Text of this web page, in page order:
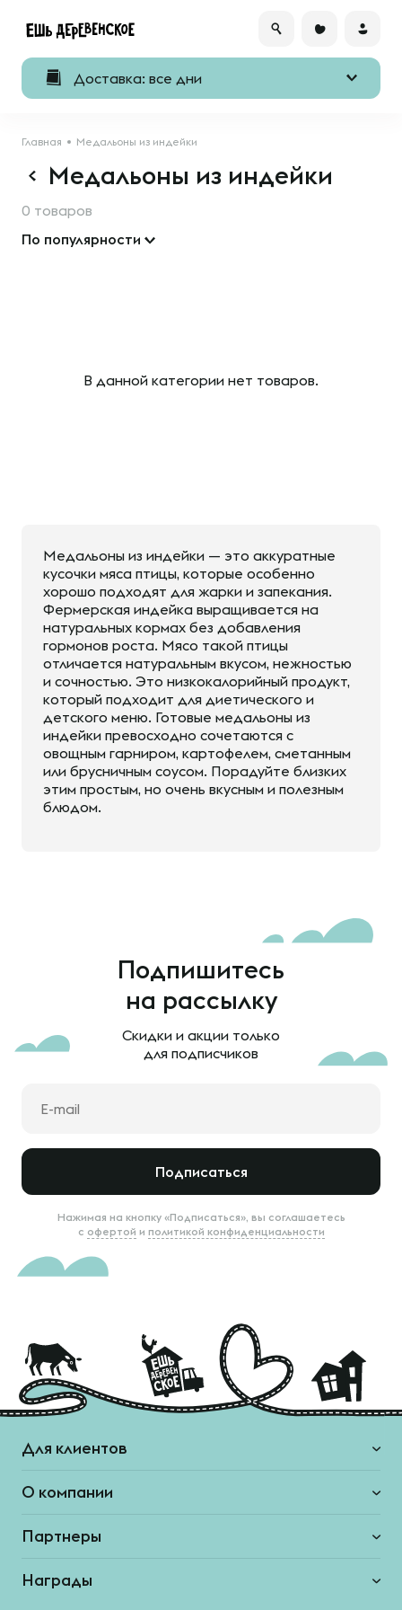
Доставка: все дни
Главная Медальоны из индейки
Медальоны из индейки
0 товаров
По популярности
В данной категории нет товаров.
Медальоны из индейки — это аккуратные
кусочки мяса птицы, которые особенно
хорошо подходят для жарки и запекания.
Фермерская индейка выращивается на
натуральных кормах без добавления
гормонов роста. Мясо такой птицы
отличается натуральным вкусом, нежностью
и сочностью. Это низкокалорийный продукт,
который подходит для диетического и
детского меню. Готовые медальоны из
индейки превосходно сочетаются с
овощным гарниром, картофелем, сметанным
или брусничным соусом. Порадуйте близких
этим простым, но очень вкусным и полезным
блюдом.
Подпишитесь
на рассылку
Скидки и акции только
для подписчиков
Подписаться
Нажимая на кнопку «Подписаться», вы соглашаетесь
с офертой и политикой конфиденциальности
Для клиентов
О компании
Партнеры
Награды